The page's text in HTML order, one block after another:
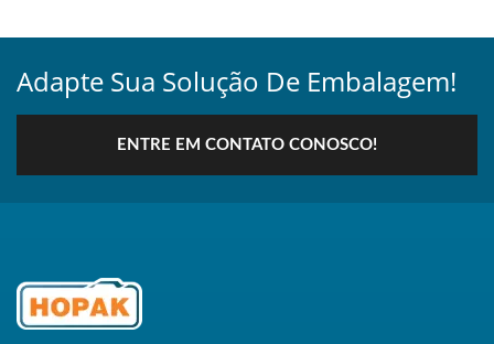
Adapte Sua Solução De Embalagem!
ENTRE EM CONTATO CONOSCO!